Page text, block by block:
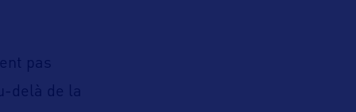
pas
delà de la